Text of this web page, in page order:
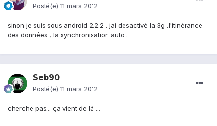
Posté(e) 11 mars 2012
sinon je suis sous android 2.2.2 , jai désactivé la 3g ,l'itinérance
des données , la synchronisation auto .
Seb90
Posté(e) 11 mars 2012
cherche pas... ça vient de là ...